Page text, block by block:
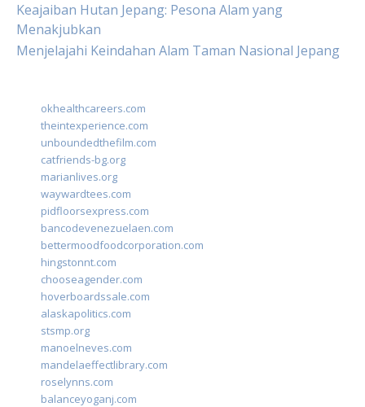
Keajaiban Hutan Jepang: Pesona Alam yang
Menakjubkan
Menjelajahi Keindahan Alam Taman Nasional Jepang
okhealthcareers.com
theintexperience.com
unboundedthefilm.com
catfriends-bg.org
marianlives.org
waywardtees.com
pidfloorsexpress.com
bancodevenezuelaen.com
bettermoodfoodcorporation.com
hingstonnt.com
chooseagender.com
hoverboardssale.com
alaskapolitics.com
stsmp.org
manoelneves.com
mandelaeffectlibrary.com
roselynns.com
balanceyoganj.com